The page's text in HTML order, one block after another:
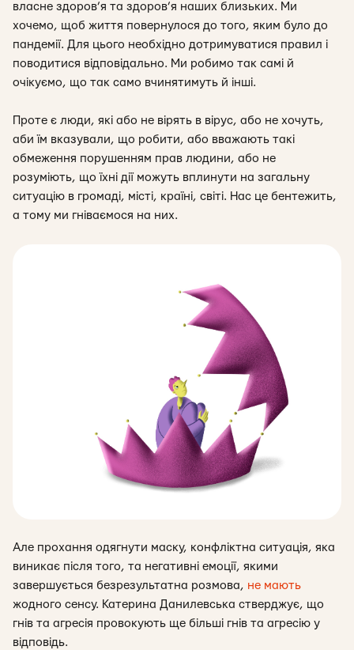
власне здоров’я та здоров’я наших близьких. Ми
хочемо, щоб життя повернулося до того, яким було до
пандемії. Для цього необхідно дотримуватися правил і
поводитися відповідально. Ми робимо так самі й
очікуємо, що так само вчинятимуть й інші.
Проте є люди, які або не вірять в вірус, або не хочуть,
аби їм вказували, що робити, або вважають такі
обмеження порушенням прав людини, або не
розуміють, що їхні дії можуть вплинути на загальну
ситуацію в громаді, місті, країні, світі. Нас це бентежить,
а тому ми гніваємося на них.
Але прохання одягнути маску, конфліктна ситуація, яка
виникає після того, та негативні емоції, якими
завершується безрезультатна розмова, не мають
жодного сенсу. Катерина Данилевська стверджує, що
гнів та агресія провокують ще більші гнів та агресію у
відповідь.